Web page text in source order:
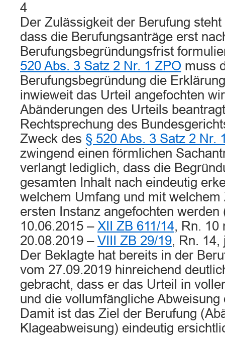
4
Der Zulässigkeit der Berufung
dass die Berufungsanträge erst
Berufungsbegründungsfrist
520 Abs. 3 Satz 2 Nr. 1 ZPO muss
Berufungsbegründung die
inwieweit das Urteil angefochten
Abänderungen des Urteils
Rechtsprechung des
Zweck des § 520 Abs. 3 Satz 2 Nr.
zwingend einen förmlichen
verlangt lediglich, dass die
gesamten Inhalt nach eindeutig
welchem Umfang und mit
ersten Instanz angefochten werden
10.06.2015 – XII ZB 611/14, Rn. 10
20.08.2019 – VIII ZB 29/19, Rn. 14,
Der Beklagte hat bereits in der
vom 27.09.2019 hinreichend
gebracht, dass er das Urteil in
und die vollumfängliche
Damit ist das Ziel der Berufung
Klageabweisung) eindeutig